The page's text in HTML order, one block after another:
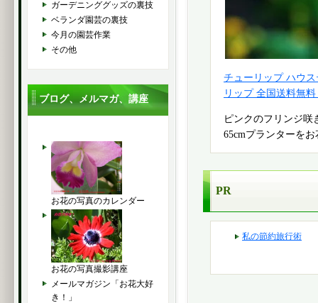
チューリップ ハウ
リップ 全国送料無
ピンクのフリンジ咲
65cmプランターを
PR
私の節約旅行術
ガーデニンググッズの裏技
ベランダ園芸の裏技
今月の園芸作業
その他
ブログ、メルマガ、講座
お花の写真のカレンダー
お花の写真撮影講座
メールマガジン「お花大好
き！」